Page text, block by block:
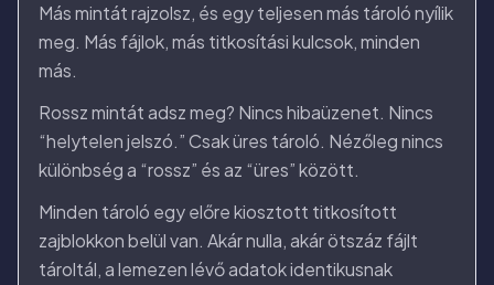
Más mintát rajzolsz, és egy teljesen más tároló nyílik
meg. Más fájlok, más titkosítási kulcsok, minden
más.
Rossz mintát adsz meg? Nincs hibaüzenet. Nincs
“helytelen jelszó.” Csak üres tároló. Nézőleg nincs
különbség a “rossz” és az “üres” között.
Minden tároló egy előre kiosztott titkosított
zajblokkon belül van. Akár nulla, akár ötszáz fájlt
tároltál, a lemezen lévő adatok identikusnak